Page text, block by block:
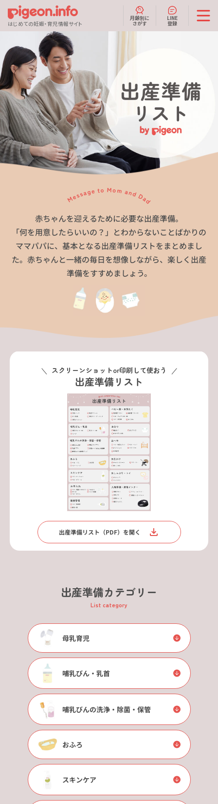
はじめての妊娠・育児情報サイト
月齢別に
さがす
LINE
登録
赤ちゃんを迎えるために必要な出産準備。
「何を用意したらいいの？」とわからないことばかりの
ママパパに、基本となる出産準備リストをまとめまし
た。赤ちゃんと一緒の毎日を想像しながら、楽しく出産
準備をすすめましょう。
スクリーンショットor印刷して使おう
出産準備リスト
出産準備リスト（PDF）を開く
出産準備カテゴリー
List category
母乳育児
哺乳びん・乳首
哺乳びんの洗浄・除菌・保管
おふろ
スキンケア